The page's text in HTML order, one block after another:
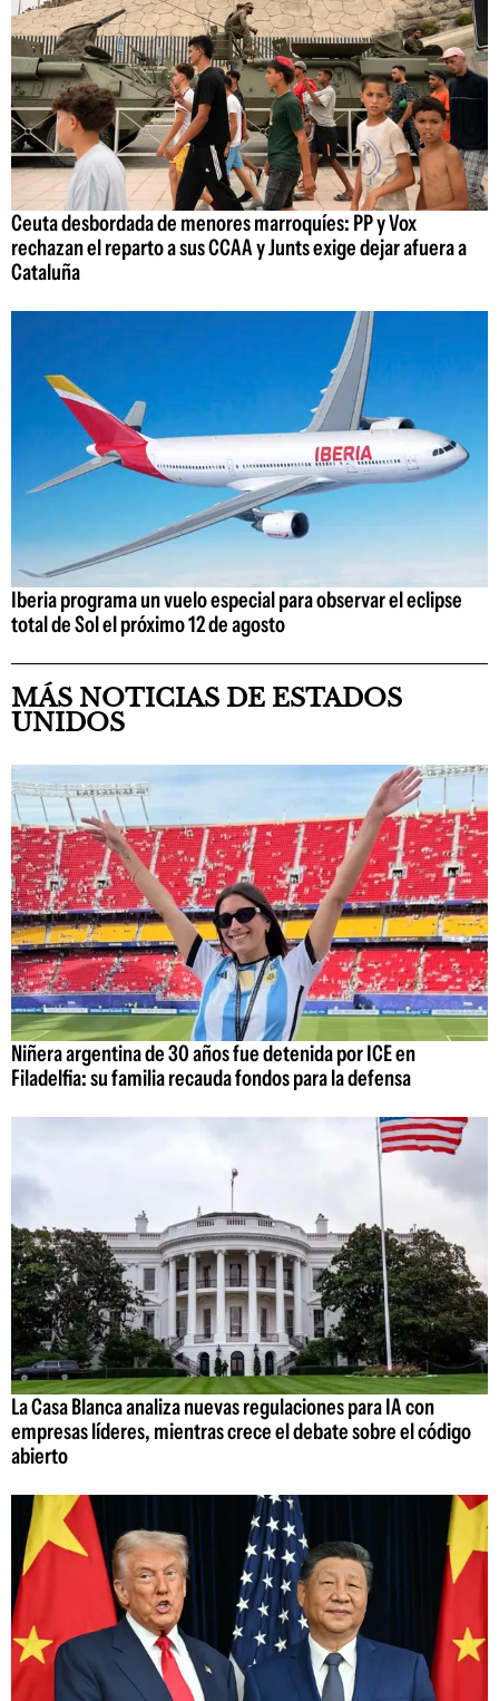
Ceuta desbordada de menores marroquíes: PP y Vox
rechazan el reparto a sus CCAA y Junts exige dejar afuera a
Cataluña
Iberia programa un vuelo especial para observar el eclipse
total de Sol el próximo 12 de agosto
MÁS NOTICIAS DE ESTADOS
UNIDOS
Niñera argentina de 30 años fue detenida por ICE en
Filadelfia: su familia recauda fondos para la defensa
La Casa Blanca analiza nuevas regulaciones para IA con
empresas líderes, mientras crece el debate sobre el código
abierto